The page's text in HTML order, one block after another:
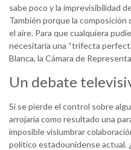
sabe poco y la imprevisibilidad
También porque la composición
el aire. Para que cualquiera
necesitaría una “trifecta
Blanca, la Cámara de
Un debate
Si se pierde el control sobre
arrojaría como resultado una
imposible vislumbrar
político estadounidense actual.